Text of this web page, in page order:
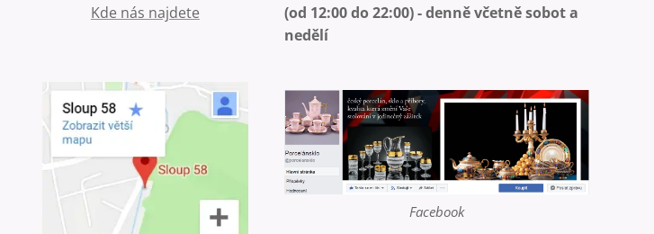
Kde nás najdete
(od 12:00 do 22:00) - denně včetně sobot a
nedělí
Facebook